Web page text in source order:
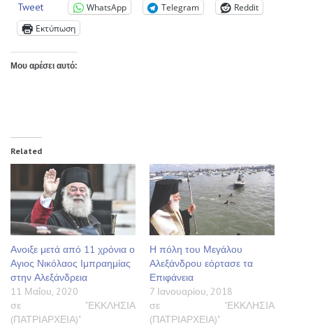
Tweet WhatsApp Telegram
Reddit
Εκτύπωση
Μου αρέσει αυτό:
Related
Ανοιξε μετά από 11 χρόνια ο
Αγιος Νικόλαος Ιμπραημίας
στην Αλεξάνδρεια
11 Μαΐου, 2020
σε "ΕΚΚΛΗΣΙΑ
(ΠΑΤΡΙΑΡΧΕΙΑ)"
Η πόλη του Μεγάλου
Αλεξάνδρου εόρτασε τα
Επιφάνεια
7 Ιανουαρίου, 2018
σε "ΕΚΚΛΗΣΙΑ
(ΠΑΤΡΙΑΡΧΕΙΑ)"